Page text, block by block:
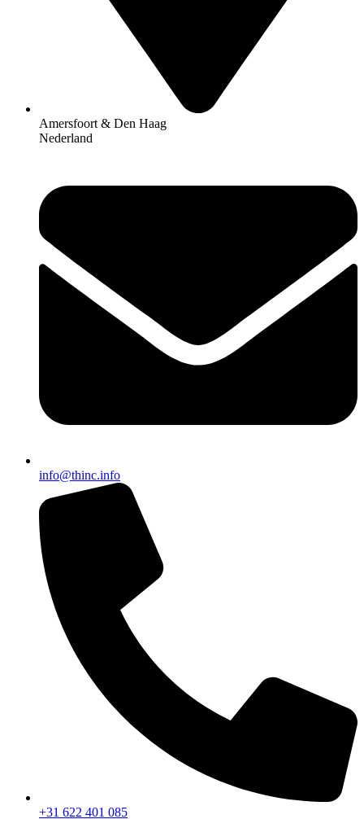
Amersfoort & Den Haag
Nederland
info@thinc.info
+31 622 401 085